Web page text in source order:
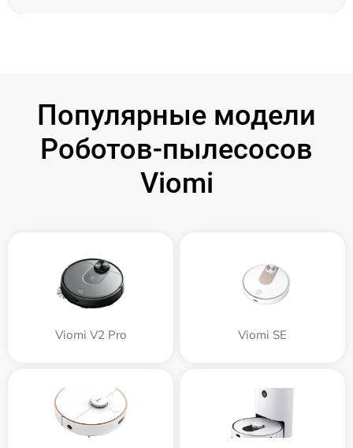
Популярные модели
Роботов-пылесосов
Viomi
Viomi V2 Pro Viomi SE